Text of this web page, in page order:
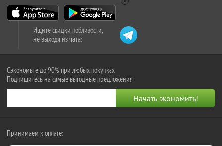
Ищите скидки поблизости,
не выходя из чата:
Сэкономьте до 90% при любых покупках
Подпишитесь на самые выгодные предложения
Принимаем к оплате: